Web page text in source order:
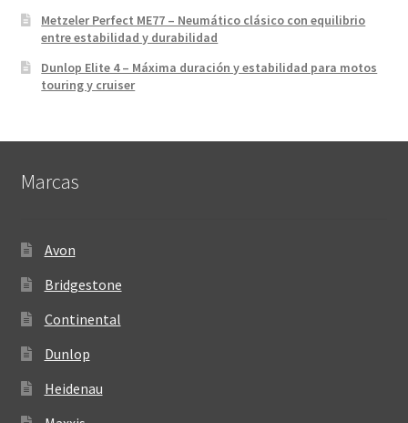
Metzeler Perfect ME77 – Neumático clásico con equilibrio
entre estabilidad y durabilidad
Dunlop Elite 4 – Máxima duración y estabilidad para motos
touring y cruiser
Marcas
Avon
Bridgestone
Continental
Dunlop
Heidenau